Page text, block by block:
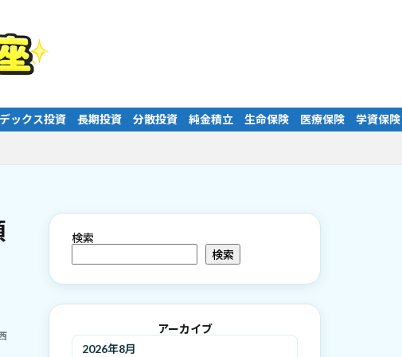
資 純金積立 生命保険 医療保険 学資保険 老後資金 公的年金
検索
検索
アーカイブ
2026年8月